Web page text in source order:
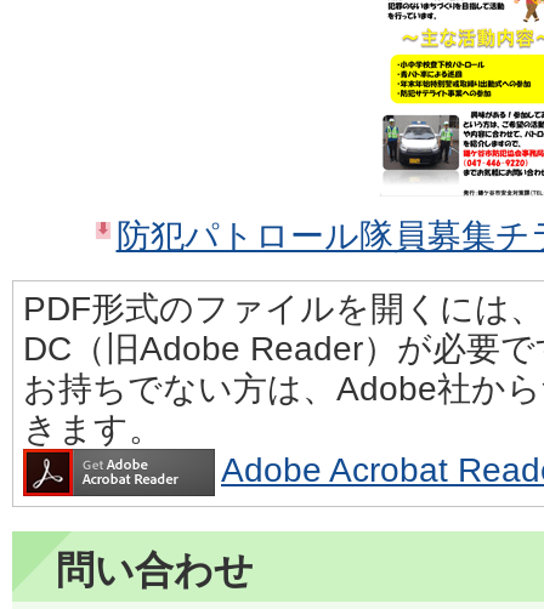
防犯パトロール隊員募集
PDF形式のファイルを開くには
DC（旧Adobe Reader）が必要
お持ちでない方は、Adobe社か
きます。
Adobe Acrobat
問い合わせ